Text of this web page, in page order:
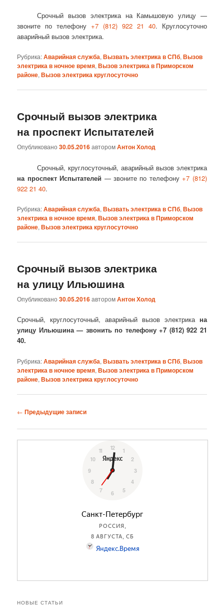
Срочный вызов электрика на Камышовую улицу —
звоните по телефону+7 (812) 922 21 40. Круглосуточно
аварийный вызов электрика.
Рубрика:Аварийная служба,Вызвать электрика в СПб,Вызов
электрика в ночное время,Вызов электрика в Приморском
районе,Вызов электрика круглосуточно
Срочный вызов электрика
на проспект Испытателей
Опубликовано30.05.2016авторомАнтон Холод
Срочный, круглосуточный, аварийный вызов электрика
на проспект Испытателей — звоните по телефону+7 (812)
922 21 40.
Рубрика:Аварийная служба,Вызвать электрика в СПб,Вызов
электрика в ночное время,Вызов электрика в Приморском
районе,Вызов электрика круглосуточно
Срочный вызов электрика
на улицу Ильюшина
Опубликовано30.05.2016авторомАнтон Холод
Срочный, круглосуточный, аварийный вызов электрика на
улицу Ильюшина — звонить по телефону +7 (812) 922 21
40.
Рубрика:Аварийная служба,Вызвать электрика в СПб,Вызов
электрика в ночное время,Вызов электрика в Приморском
районе,Вызов электрика круглосуточно
Навигация
записям
← Предыдущие записи
НОВЫЕ СТАТЬИ